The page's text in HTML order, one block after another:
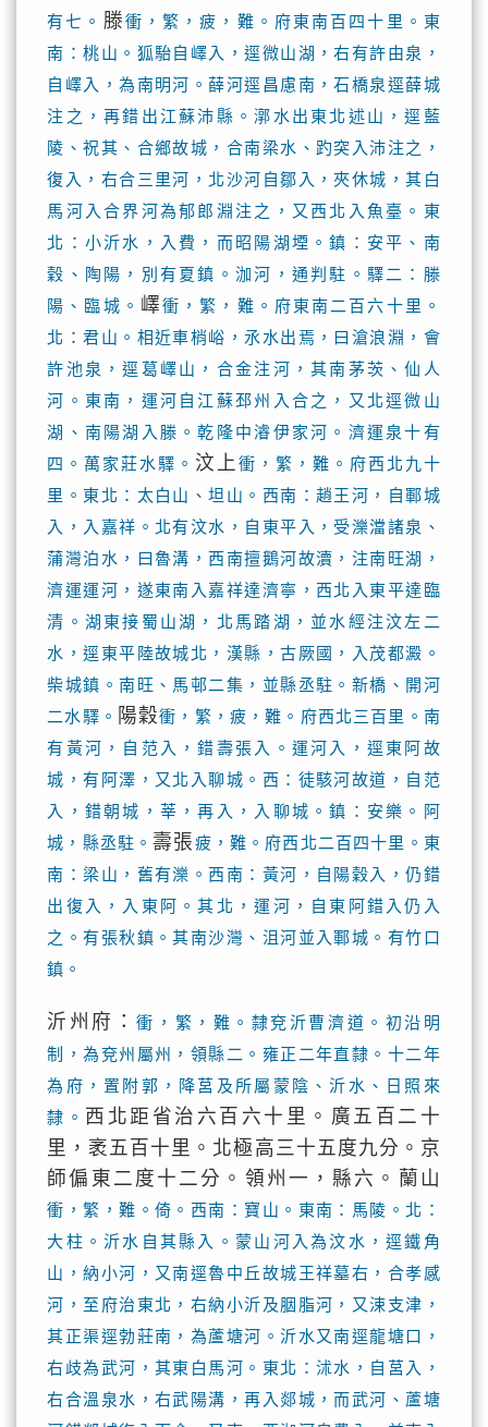
有七。 滕衝，繁，疲，難。府東南百四十里。東
南：桃山。狐駘自嶧入，逕微山湖，右有許由泉，
自嶧入，為南明河。薛河逕昌慮南，石橋泉逕薛城
注之，再錯出江蘇沛縣。漷水出東北述山，逕藍
陵、祝其、合鄉故城，合南梁水、趵突入沛注之，
復入，右合三里河，北沙河自鄒入，夾休城，其白
馬河入合界河為郁郎淵注之，又西北入魚臺。東
北：小沂水，入費，而昭陽湖堙。鎮：安平、南
穀、陶陽，別有夏鎮。泇河，通判駐。驛二：滕
陽、臨城。 嶧衝，繁，難。府東南二百六十里。
北：君山。相近車梢峪，氶水出焉，曰滄浪淵，會
許池泉，逕葛嶧山，合金注河，其南茅茨、仙人
河。東南，運河自江蘇邳州入合之，又北逕微山
湖、南陽湖入滕。乾隆中濬伊家河。濟運泉十有
四。萬家莊水驛。 汶上衝，繁，難。府西北九十
里。東北：太白山、坦山。西南：趙王河，自鄆城
入，入嘉祥。北有汶水，自東平入，受濼澢諸泉、
蒲灣泊水，曰魯溝，西南擅鵝河故瀆，注南旺湖，
濟運運河，遂東南入嘉祥達濟寧，西北入東平達臨
清。湖東接蜀山湖，北馬踏湖，並水經注汶左二
水，逕東平陸故城北，漢縣，古厥國，入茂都澱。
柴城鎮。南旺、馬邨二集，並縣丞駐。新橋、開河
二水驛。 陽穀衝，繁，疲，難。府西北三百里。南
有黃河，自范入，錯壽張入。運河入，逕東阿故
城，有阿澤，又北入聊城。西：徒駭河故道，自范
入，錯朝城，莘，再入，入聊城。鎮：安樂。阿
城，縣丞駐。壽張疲，難。府西北二百四十里。東
南：梁山，舊有濼。西南：黃河，自陽穀入，仍錯
出復入，入東阿。其北，運河，自東阿錯入仍入
之。有張秋鎮。其南沙灣、沮河並入鄆城。有竹口
鎮。
沂州府：衝，繁，難。隸兗沂曹濟道。初沿明
制，為兗州屬州，領縣二。雍正二年直隸。十二年
為府，置附郭，降莒及所屬蒙陰、沂水、日照來
隸。 西北距省治六百六十里。廣五百二十
里，袤五百十里。北極高三十五度九分。京
師偏東二度十二分。領州一，縣六。蘭山
衝，繁，難。倚。西南：寶山。東南：馬陵。北：
大柱。沂水自其縣入。蒙山河入為汶水，逕鐵角
山，納小河，又南逕魯中丘故城王祥墓右，合孝感
河，至府治東北，右納小沂及胭脂河，又涑支津，
其正渠逕勃莊南，為蘆塘河。沂水又南逕龍塘口，
右歧為武河，其東白馬河。東北：沭水，自莒入，
右合溫泉水，右武陽溝，再入郯城，而武河、蘆塘